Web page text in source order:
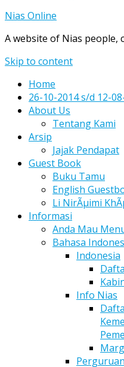
Nias Online
A website of Nias
Skip to content
Home
26-10-2014 s/d 12-
About Us
Tentang Kami
Arsip
Jajak Pendapat
Guest Book
Buku Tamu
English
Li NirÃµimi
Informasi
Anda Mau
Bahasa
Indonesia
Info Nias